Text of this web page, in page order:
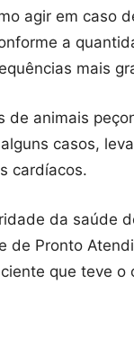
agir em caso
a
mais
de animais
casos,
cardíacos.
da saúde
de Pronto
que teve